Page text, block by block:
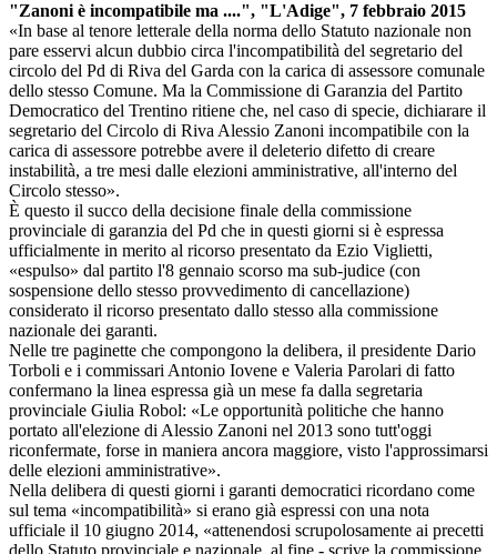
"Zanoni è incompatibile ma ....", "L'Adige", 7 febbraio 2015
«In base al tenore letterale della norma dello Statuto nazionale non
pare esservi alcun dubbio circa l'incompatibilità del segretario del
circolo del Pd di Riva del Garda con la carica di assessore comunale
dello stesso Comune. Ma la Commissione di Garanzia del Partito
Democratico del Trentino ritiene che, nel caso di specie, dichiarare il
segretario del Circolo di Riva Alessio Zanoni incompatibile con la
carica di assessore potrebbe avere il deleterio difetto di creare
instabilità, a tre mesi dalle elezioni amministrative, all'interno del
Circolo stesso».
È questo il succo della decisione finale della commissione
provinciale di garanzia del Pd che in questi giorni si è espressa
ufficialmente in merito al ricorso presentato da Ezio Viglietti,
«espulso» dal partito l'8 gennaio scorso ma sub-judice (con
sospensione dello stesso provvedimento di cancellazione)
considerato il ricorso presentato dallo stesso alla commissione
nazionale dei garanti.
Nelle tre paginette che compongono la delibera, il presidente Dario
Torboli e i commissari Antonio Iovene e Valeria Parolari di fatto
confermano la linea espressa già un mese fa dalla segretaria
provinciale Giulia Robol: «Le opportunità politiche che hanno
portato all'elezione di Alessio Zanoni nel 2013 sono tutt'oggi
riconfermate, forse in maniera ancora maggiore, visto l'approssimarsi
delle elezioni amministrative».
Nella delibera di questi giorni i garanti democratici ricordano come
sul tema «incompatibilità» si erano già espressi con una nota
ufficiale il 10 giugno 2014, «attenendosi scrupolosamente ai precetti